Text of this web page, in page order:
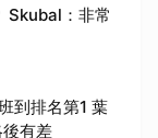
Skubal：非常
到排名第1 葉
有差